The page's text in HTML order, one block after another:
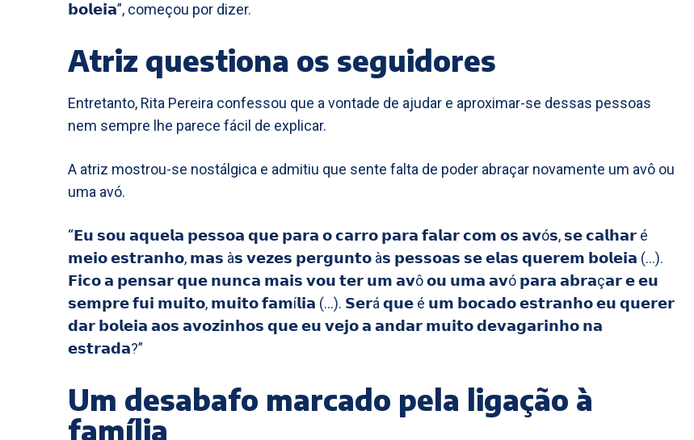
𝗯𝗼𝗹𝗲𝗶𝗮”, começou por dizer.
Atriz questiona os seguidores
Entretanto, Rita Pereira confessou que a vontade de ajudar e aproximar-se dessas pessoas
nem sempre lhe parece fácil de explicar.
A atriz mostrou-se nostálgica e admitiu que sente falta de poder abraçar novamente um avô ou
uma avó.
“𝗘𝘂 𝘀𝗼𝘂 𝗮𝗾𝘂𝗲𝗹𝗮 𝗽𝗲𝘀𝘀𝗼𝗮 𝗾𝘂𝗲 𝗽𝗮𝗿𝗮 𝗼 𝗰𝗮𝗿𝗿𝗼 𝗽𝗮𝗿𝗮 𝗳𝗮𝗹𝗮𝗿 𝗰𝗼𝗺 𝗼𝘀 𝗮𝘃ó𝘀, 𝘀𝗲 𝗰𝗮𝗹𝗵𝗮𝗿 é
𝗺𝗲𝗶𝗼 𝗲𝘀𝘁𝗿𝗮𝗻𝗵𝗼, 𝗺𝗮𝘀 à𝘀 𝘃𝗲𝘇𝗲𝘀 𝗽𝗲𝗿𝗴𝘂𝗻𝘁𝗼 à𝘀 𝗽𝗲𝘀𝘀𝗼𝗮𝘀 𝘀𝗲 𝗲𝗹𝗮𝘀 𝗾𝘂𝗲𝗿𝗲𝗺 𝗯𝗼𝗹𝗲𝗶𝗮 (…).
𝗙𝗶𝗰𝗼 𝗮 𝗽𝗲𝗻𝘀𝗮𝗿 𝗾𝘂𝗲 𝗻𝘂𝗻𝗰𝗮 𝗺𝗮𝗶𝘀 𝘃𝗼𝘂 𝘁𝗲𝗿 𝘂𝗺 𝗮𝘃ô 𝗼𝘂 𝘂𝗺𝗮 𝗮𝘃ó 𝗽𝗮𝗿𝗮 𝗮𝗯𝗿𝗮ç𝗮𝗿 𝗲 𝗲𝘂
𝘀𝗲𝗺𝗽𝗿𝗲 𝗳𝘂𝗶 𝗺𝘂𝗶𝘁𝗼, 𝗺𝘂𝗶𝘁𝗼 𝗳𝗮𝗺í𝗹𝗶𝗮 (…). 𝗦𝗲𝗿á 𝗾𝘂𝗲 é 𝘂𝗺 𝗯𝗼𝗰𝗮𝗱𝗼 𝗲𝘀𝘁𝗿𝗮𝗻𝗵𝗼 𝗲𝘂 𝗾𝘂𝗲𝗿𝗲𝗿
𝗱𝗮𝗿 𝗯𝗼𝗹𝗲𝗶𝗮 𝗮𝗼𝘀 𝗮𝘃𝗼𝘇𝗶𝗻𝗵𝗼𝘀 𝗾𝘂𝗲 𝗲𝘂 𝘃𝗲𝗷𝗼 𝗮 𝗮𝗻𝗱𝗮𝗿 𝗺𝘂𝗶𝘁𝗼 𝗱𝗲𝘃𝗮𝗴𝗮𝗿𝗶𝗻𝗵𝗼 𝗻𝗮
𝗲𝘀𝘁𝗿𝗮𝗱𝗮?”
Um desabafo marcado pela ligação à
família